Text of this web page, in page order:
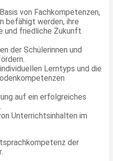
von Fachkompetenzen,
befähigt werden, ihre
und friedliche Zukunft
der Schülerinnen und
Lerntyps und die
auf ein erfolgreiches
Unterrichtsinhalten im
der